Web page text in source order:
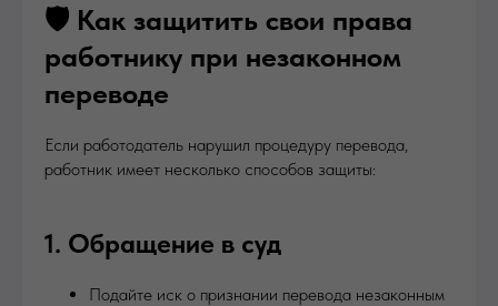
🛡️ Как защитить свои права
работнику при незаконном
переводе
Если работодатель нарушил процедуру перевода,
работник имеет несколько способов защиты:
1. Обращение в суд
Подайте иск о признании перевода незаконным